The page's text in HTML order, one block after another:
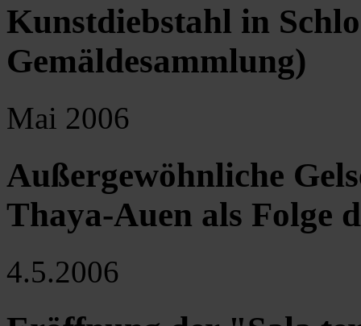
Kunstdiebstahl in
Gemäldesammlung)
Mai 2006
Außergewöhnliche
Thaya-Auen als Folge
4.5.2006